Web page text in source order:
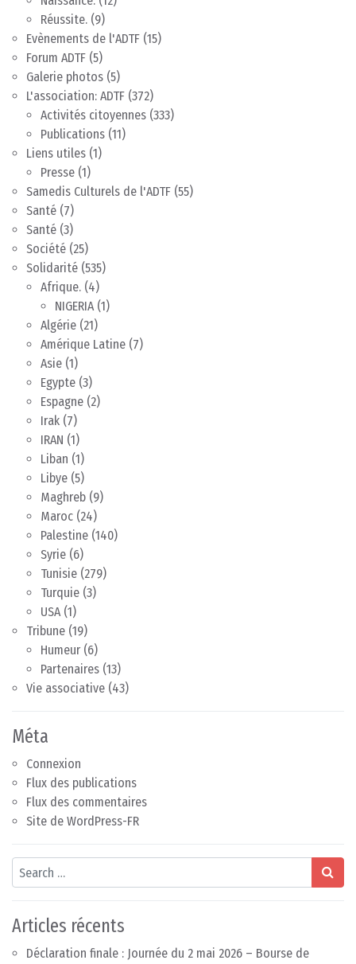
Réussite. (9)
Evènements de l'ADTF (15)
Forum ADTF (5)
Galerie photos (5)
L'association: ADTF (372)
Activités citoyennes (333)
Publications (11)
Liens utiles (1)
Presse (1)
Samedis Culturels de l'ADTF (55)
Santé (7)
Santé (3)
Société (25)
Solidarité (535)
Afrique. (4)
NIGERIA(1)
Algérie (21)
Amérique Latine (7)
Asie (1)
Egypte (3)
Espagne (2)
Irak (7)
IRAN (1)
Liban (1)
Libye (5)
Maghreb (9)
Maroc (24)
Palestine (140)
Syrie (6)
Tunisie (279)
Turquie (3)
USA(1)
Tribune (19)
Humeur (6)
Partenaires (13)
Vie associative (43)
Méta
Connexion
Flux des publications
Flux des commentaires
Site de WordPress-FR
Search
Articles récents
Déclaration finale : Journée du 2 mai 2026 – Bourse de